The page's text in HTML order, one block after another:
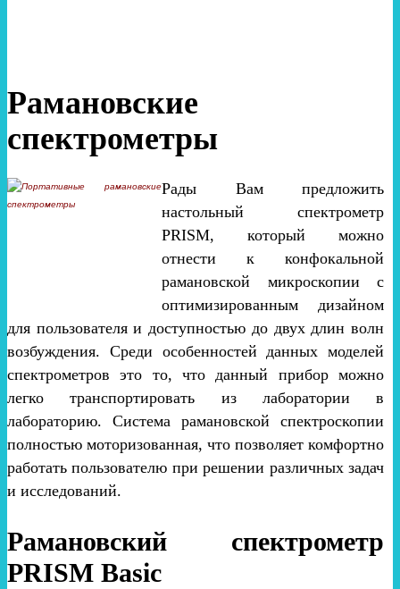
Рамановские
спектрометры
Рады Вам предложить
настольный спектрометр
PRISM, который можно
отнести к конфокальной
рамановской микроскопии с
оптимизированным дизайном
для пользователя и доступностью до двух длин волн
возбуждения. Среди особенностей данных моделей
спектрометров это то, что данный прибор можно
легко транспортировать из лаборатории в
лабораторию. Система рамановской спектроскопии
полностью моторизованная, что позволяет комфортно
работать пользователю при решении различных задач
и исследований.
Рамановский спектрометр
PRISM Basic